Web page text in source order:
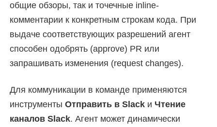
общие обзоры, так и точечные inline-
комментарии к конкретным строкам кода. При
выдаче соответствующих разрешений агент
способен одобрять (approve) PR или
запрашивать изменения (request changes).
Для коммуникации в команде применяются
инструменты Отправить в Slack и Чтение
каналов Slack. Агент может динамически